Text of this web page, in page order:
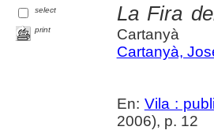
select
print
La Fira
Cartanyà
Cartanyà,
En: Vila :
2006), p. 12